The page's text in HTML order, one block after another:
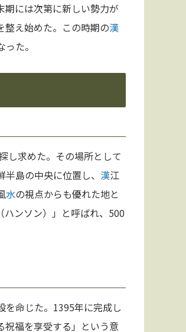
には次第に新しい勢力が
整え始めた。この時期の漢
た。
し求めた。その場所として
島の中央に位置し、 漢江
水の視点からも優れた地と
ハンソン）」と呼ばれ、500
を命じた。1395年に完成し
祝福を享受する」という意